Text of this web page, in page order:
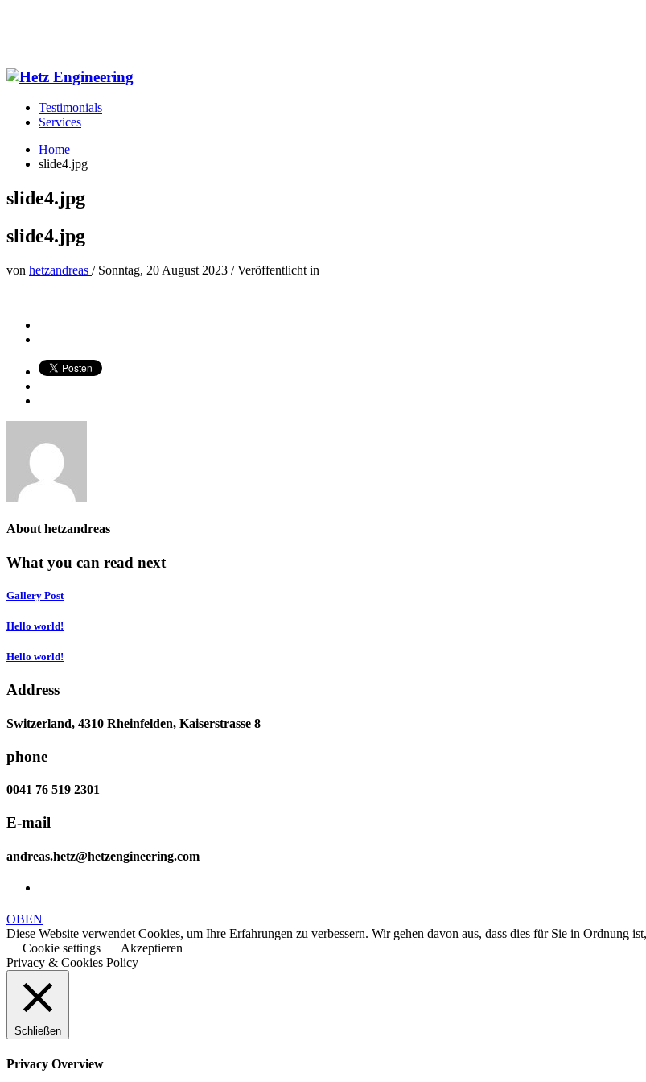
Testimonials
Services
Home
slide4.jpg
slide4.jpg
slide4.jpg
von hetzandreas / Sonntag, 20 August 2023 /Veröffentlicht in
Abouthetzandreas
What you can read next
Gallery Post
Hello world!
Hello world!
Address
Switzerland, 4310 Rheinfelden, Kaiserstrasse 8
phone
0041 76 519 2301
E-mail
andreas.hetz@hetzengineering.com
OBEN
Diese Website verwendet Cookies, um Ihre Erfahrungen zu verbessern. Wir gehen davon aus, dass dies für Sie in Ordnung
Cookie settings
Akzeptieren
Privacy & Cookies Policy
Schließen
Privacy Overview